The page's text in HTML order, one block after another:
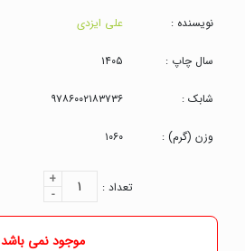
نویسنده : علی ایزدی
سال چاپ : ۱۴۰۵
شابک : ۹۷۸۶۰۰۲۱۸۳۷۳۶
وزن (گرم) : ۱۰۶۰
تعداد : ۱
+
-
موجود نمی باشد